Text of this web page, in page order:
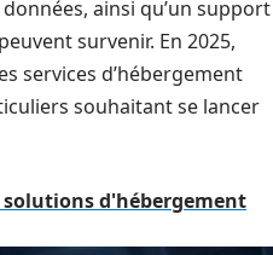
ainsi qu’un support
survenir. En 2025,
services d’hébergement
souhaitant se lancer
d'hébergement